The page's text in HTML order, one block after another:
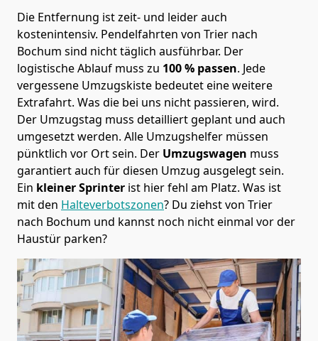
Die Entfernung ist zeit- und leider auch
kostenintensiv. Pendelfahrten von Trier nach
Bochum sind nicht täglich ausführbar. Der
logistische Ablauf muss zu 100 % passen. Jede
vergessene Umzugskiste bedeutet eine weitere
Extrafahrt. Was die bei uns nicht passieren, wird.
Der Umzugstag muss detailliert geplant und auch
umgesetzt werden. Alle Umzugshelfer müssen
pünktlich vor Ort sein. Der Umzugswagen muss
garantiert auch für diesen Umzug ausgelegt sein.
Ein kleiner Sprinter ist hier fehl am Platz. Was ist
mit den Halteverbotszonen? Du ziehst von Trier
nach Bochum und kannst noch nicht einmal vor der
Haustür parken?